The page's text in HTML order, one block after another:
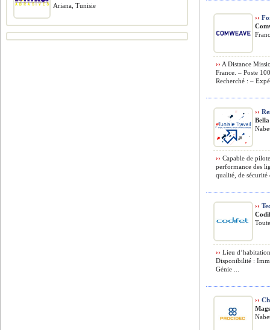
››
›› A Distance
France. – Poste
Recherché : –
››
›› Capable de
performance des
qualité, de sécurité
››
›› Lieu
Disponibilité :
Génie ...
››
Ariana, Tunisie